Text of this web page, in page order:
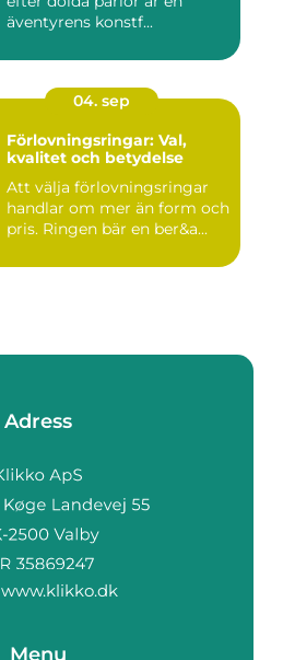
äventyrens konstf...
04. sep
Förlovningsringar: Val,
kvalitet och betydelse
Att välja förlovningsringar
handlar om mer än form och
pris. Ringen bär en ber&a...
Adress
www.klikko.dk
Menu